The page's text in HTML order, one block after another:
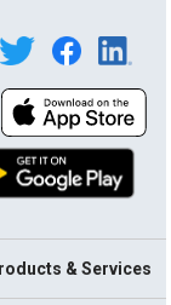
& Services